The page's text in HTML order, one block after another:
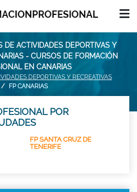
DE ACTIVIDADES DEPORTIVAS Y
- CURSOS DE FORMACIÓN
EN CANARIAS
DEPORTIVAS Y RECREATIVAS
FP CANARIAS
POR
FP SANTA CRUZ DE
TENERIFE